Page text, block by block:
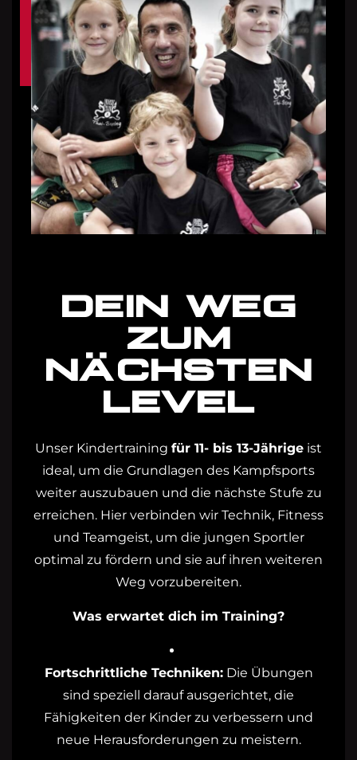
DEIN WEG
ZUM
NÄCHSTEN
LEVEL
Unser Kindertraining für 11- bis 13-Jährige ist
ideal, um die Grundlagen des Kampfsports
weiter auszubauen und die nächste Stufe zu
erreichen. Hier verbinden wir Technik, Fitness
und Teamgeist, um die jungen Sportler
optimal zu fördern und sie auf ihren weiteren
Weg vorzubereiten.
Was erwartet dich im Training?
Fortschrittliche Techniken:Die Übungen
sind speziell darauf ausgerichtet, die
Fähigkeiten der Kinder zu verbessern und
neue Herausforderungen zu meistern.